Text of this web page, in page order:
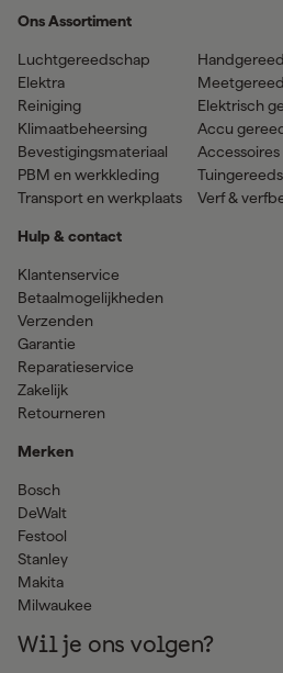
Ons Assortiment
Luchtgereedschap
Elektra
Reiniging
Klimaatbeheersing
Bevestigingsmateriaal
PBM en werkkleding
Transport en werkplaats
Elektrisch
Accu
Accessoires
Verf &
Hulp & contact
Klantenservice
Betaalmogelijkheden
Verzenden
Garantie
Reparatieservice
Zakelijk
Retourneren
Merken
Bosch
DeWalt
Festool
Stanley
Makita
Milwaukee
Wil je ons volgen?